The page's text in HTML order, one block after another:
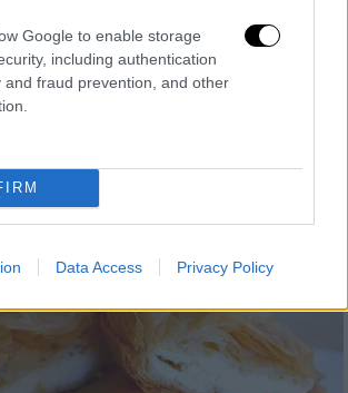
Google to enable storage
including authentication
and fraud prevention, and other
Data Access Privacy Policy
10:37
με φρέσκο
τυροπιτάκια σε φύλλο
φρέσκο τυρί-κρέμα και άνηθο.